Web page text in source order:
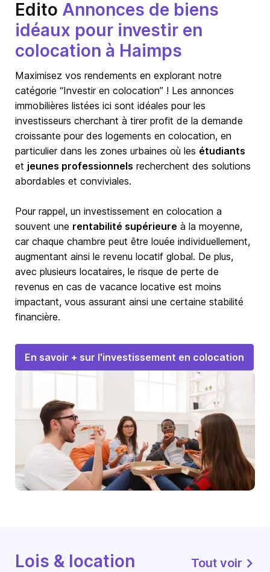
Edito Annonces de biens
idéaux pour investir en
colocation à Haimps
Maximisez vos rendements en explorant notre
catégorie “Investir en colocation” ! Les annonces
immobilières listées ici sont idéales pour les
investisseurs cherchant à tirer profit de la demande
croissante pour des logements en colocation, en
particulier dans les zones urbaines où les étudiants
et jeunes professionnels recherchent des solutions
abordables et conviviales.
Pour rappel, un investissement en colocation a
souvent une rentabilité supérieure à la moyenne,
car chaque chambre peut être louée individuellement,
augmentant ainsi le revenu locatif global. De plus,
avec plusieurs locataires, le risque de perte de
revenus en cas de vacance locative est moins
impactant, vous assurant ainsi une certaine stabilité
financière.
En savoir + sur l'investissement en colocation
Lois & location Tout voir